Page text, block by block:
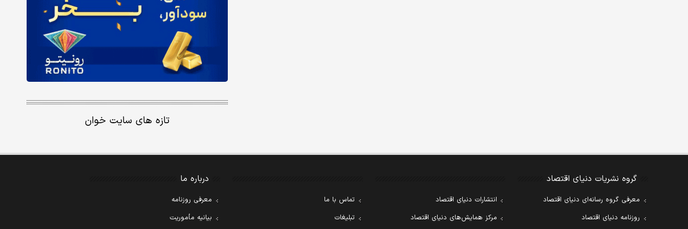
تازه های سایت خوان
گروه نشریات دنیای اقتصاد
معرفی گروه رسانه‌ای دنیای اقتصاد
روزنامه دنیای اقتصاد
انتشارات دنیای اقتصاد
مرکز همایش‌های دنیای اقتصاد
تماس با ما
تبلیغات
درباره ما
معرفی روزنامه
بیانیه مأموریت